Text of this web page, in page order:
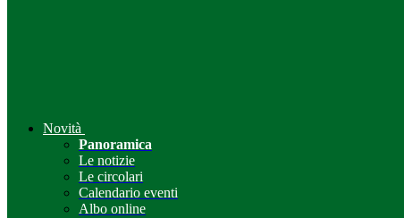
Novità
Panoramica
Le notizie
Le circolari
Calendario eventi
Albo online